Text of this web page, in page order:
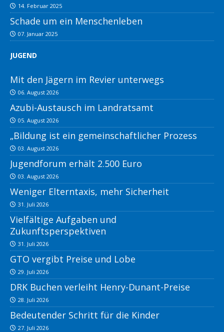
14. Februar 2025
Schade um ein Menschenleben
07. Januar 2025
JUGEND
Mit den Jägern im Revier unterwegs
06. August 2026
Azubi-Austausch im Landratsamt
05. August 2026
„Bildung ist ein gemeinschaftlicher Prozess
03. August 2026
Jugendforum erhält 2.500 Euro
03. August 2026
Weniger Elterntaxis, mehr Sicherheit
31. Juli 2026
Vielfältige Aufgaben und
Zukunftsperspektiven
31. Juli 2026
GTO vergibt Preise und Lobe
29. Juli 2026
DRK Buchen verleiht Henry-Dunant-Preise
28. Juli 2026
Bedeutender Schritt für die Kinder
27. Juli 2026